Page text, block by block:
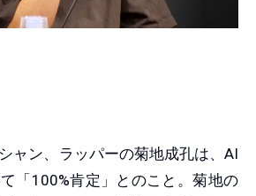
ャン、ラッパーの菊地成孔は、AI
「100%肯定」とのこと。菊地の